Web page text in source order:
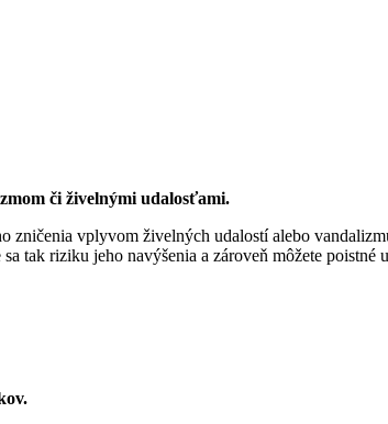
či živelnými udalosťami.
zničenia vplyvom živelných udalostí alebo
tak riziku jeho navýšenia a zároveň môžete